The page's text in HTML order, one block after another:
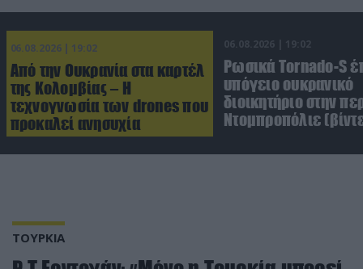
06.08.2026 | 19:02
Από την Ουκρανία στα καρτέλ
της Κολομβίας – Η
τεχνογνωσία των drones που
προκαλεί ανησυχία
06.08.2026 | 19:02
Ρωσικά Tornado-S
υπόγειο ουκρανικό
διοικητήριο στην
Ντομπροπόλιε
ΤΟΥΡΚΙΑ